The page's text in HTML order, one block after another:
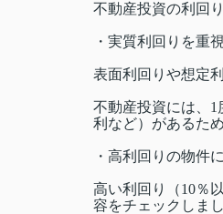
不動産投資の利回
・実質利回りを重
表面利回りや想定
不動産投資には、
利など）があるた
・高利回りの物件
高い利回り（10％
容をチェックしまし